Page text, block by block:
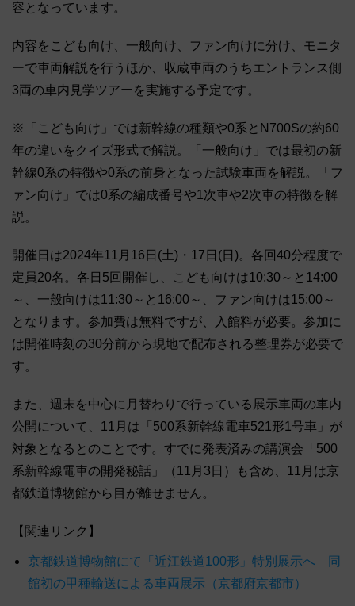
容となっています。
内容をこども向け、一般向け、ファン向けに分け、モニタ
ーで車両解説を行うほか、収蔵車両のうちエントランス側
3両の車内見学ツアーを実施する予定です。
※「こども向け」では新幹線の種類や0系とN700Sの約60
年の違いをクイズ形式で解説。「一般向け」では最初の新
幹線0系の特徴や0系の前身となった試験車両を解説。「フ
ァン向け」では0系の編成番号や1次車や2次車の特徴を解
説。
開催日は2024年11月16日(土)・17日(日)。各回40分程度で
定員20名。各日5回開催し、こども向けは10:30～と14:00
～、一般向けは11:30～と16:00～、ファン向けは15:00～
となります。参加費は無料ですが、入館料が必要。参加に
は開催時刻の30分前から現地で配布される整理券が必要で
す。
また、週末を中心に月替わりで行っている展示車両の車内
公開について、11月は「500系新幹線電車521形1号車」が
対象となるとのことです。すでに発表済みの講演会「500
系新幹線電車の開発秘話」（11月3日）も含め、11月は京
都鉄道博物館から目が離せません。
【関連リンク】
京都鉄道博物館にて「近江鉄道100形」特別展示へ 同
館初の甲種輸送による車両展示（京都府京都市）